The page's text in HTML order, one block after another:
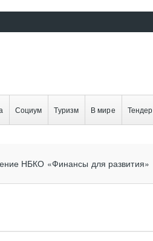
Социум Туризм В мире Тендер
НБКО «Финансы для развития»